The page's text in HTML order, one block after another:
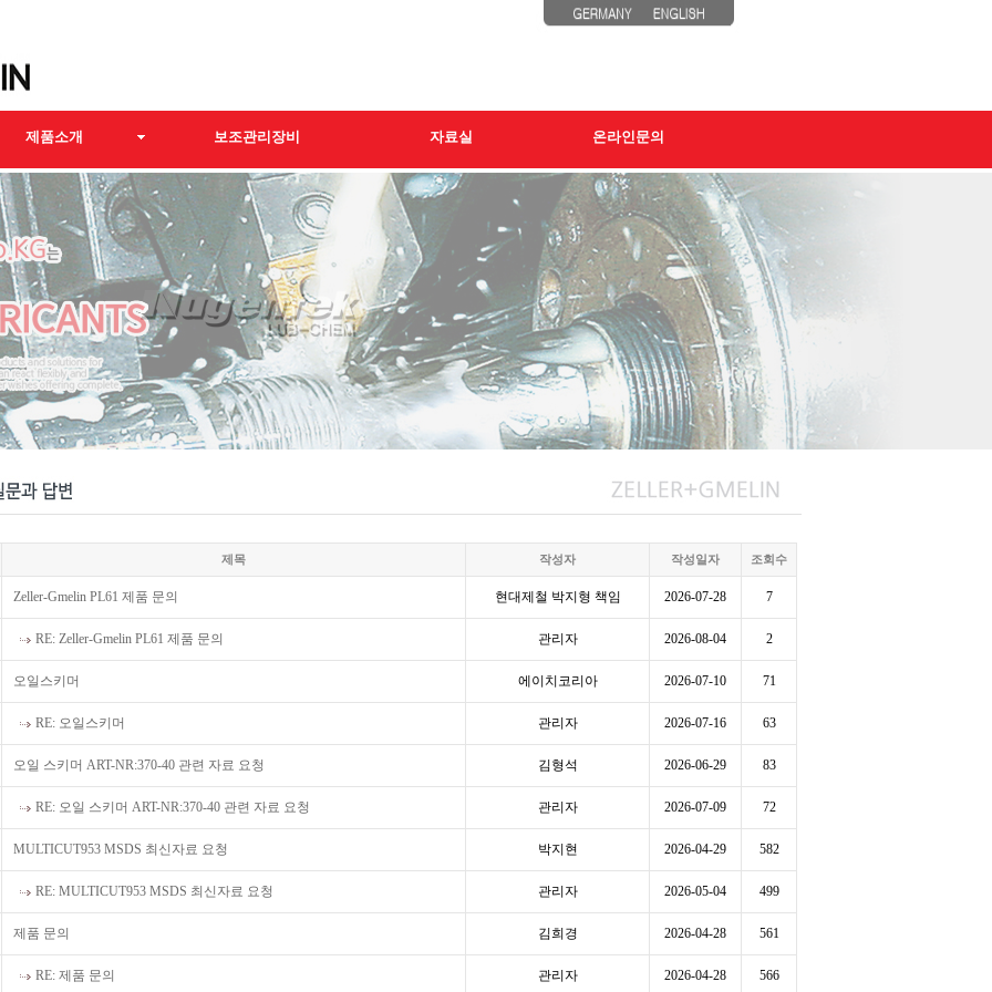
제품소개 보조관리장비 자료실 온라인문의
제목 작성자 작성일자 조회수
Zeller-Gmelin PL61 제품 문의 현대제철 박지형 책임 2026-07-28 7
RE: Zeller-Gmelin PL61 제품 문의 관리자 2026-08-04 2
오일스키머 에이치코리아 2026-07-10 71
RE: 오일스키머 관리자 2026-07-16 63
오일 스키머 ART-NR:370-40 관련 자료 요청 김형석 2026-06-29 83
RE: 오일 스키머 ART-NR:370-40 관련 자료 요청 관리자 2026-07-09 72
MULTICUT953 MSDS 최신자료 요청 박지현 2026-04-29 582
RE: MULTICUT953 MSDS 최신자료 요청 관리자 2026-05-04 499
제품 문의 김희경 2026-04-28 561
RE: 제품 문의 관리자 2026-04-28 566